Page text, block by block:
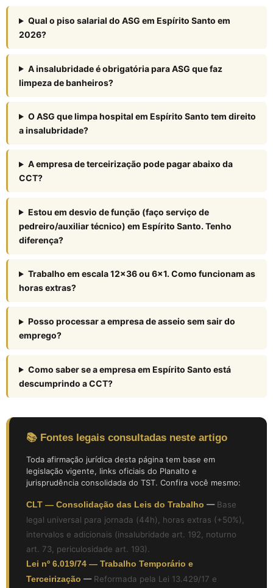
Qual o piso salarial do ASG em Espírito Santo em
2026?
A insalubridade é obrigatória para ASG que faz
limpeza de banheiros?
O ASG que limpa hospital em Espírito Santo tem direito
a insalubridade?
A empresa de terceirização pode pagar abaixo da
CCT?
Estou em desvio de função (faço serviço de
pedreiro/auxiliar técnico) em Espírito Santo. Tenho
diferença?
Trabalho em escala 12×36 ou 6×1. Como funcionam as
horas extras?
Posso processar a empresa de asseio sem sair do
emprego?
Como saber se a empresa em Espírito Santo está
descumprindo a CCT?
📚 Fontes legais consultadas neste artigo
Toda afirmação jurídica desta página tem base em
legislação vigente, links oficiais do Planalto e
jurisprudência consolidada do TST. Confira você mesmo:
CLT — Consolidação das Leis do Trabalho — Base
legal universal para jornada (44h), horas extras (+50%),
intervalos e adicionais (insalubridade art. 192, noturno
art. 73, periculosidade art. 193).
Lei nº 6.019/74 — Trabalho Temporário e
Terceirização — Reformada pela Lei 13.429/17 e